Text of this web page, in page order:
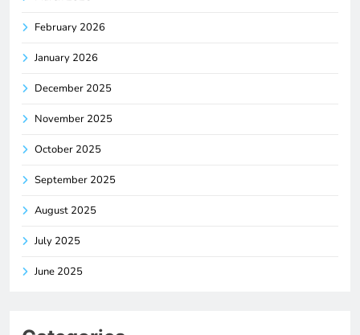
February 2026
January 2026
December 2025
November 2025
October 2025
September 2025
August 2025
July 2025
June 2025